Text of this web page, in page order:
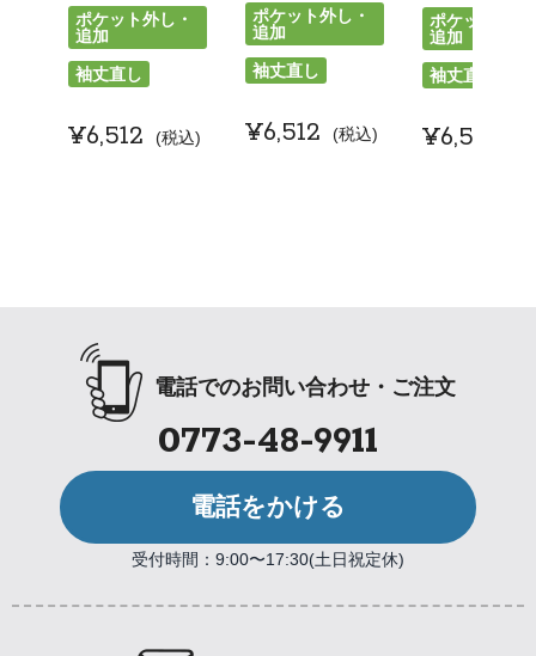
ポケット外し・
追加
袖丈直し
¥6,512 税込
ポケット外し・
追加
袖丈直し
¥6,512 税込
ポケット外し
追加
袖丈直し
¥6,512
電話でのお問い合わせ・ご注文
0773-48-9911
電話をかける
受付時間：9:00〜17:30(土日祝定休)